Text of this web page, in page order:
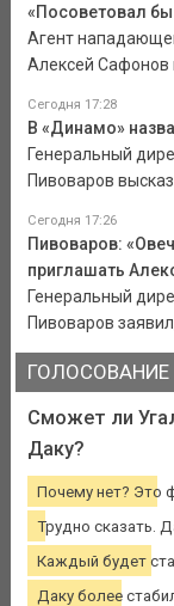
«Посоветовал бы
Агент
Алексей Сафонов
Сегодня 17:28
В «Динамо»
Генеральный
Пивоваров
Сегодня 17:26
Пивоваров:
приглашать
Генеральный
Пивоваров
ГОЛОСОВАНИЕ
Сможет ли
Даку?
Почему нет? Это
Трудно сказать.
Каждый будет
Даку более